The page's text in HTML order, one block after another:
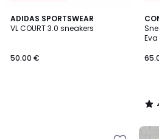
ADIDAS SPORTSWEAR
VL COURT 3.0 sneakers
50.00 €
/ 5
/
FINAL